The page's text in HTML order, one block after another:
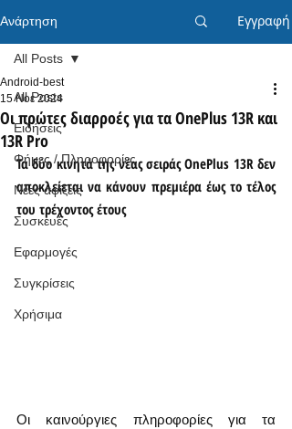
Ανάρτηση Εγγραφή
All Posts
Ειδήσεις
Φήμες / Πληροφορίες
Νέες αφίξεις
Συσκευές
Εφαρμογές
Συγκρίσεις
Χρήσιμα
All Posts
Οι πρώτες διαρροές για τα OnePlus 13R και
13R Pro
Android-best
15 Νοε 2024
Τα δύο κινητά της νέας σειράς OnePlus 13R δεν
αποκλείεται να κάνουν πρεμιέρα έως το τέλος
του τρέχοντος έτους
Οι καινούργιες πληροφορίες για τα